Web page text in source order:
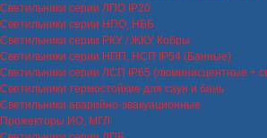
Светильники серии ЛПО IP20
Светильники серии НПО, НББ
Светильники серии РКУ / ЖКУ Кобры
Светильники серии НПП, НСП IP54 (Банные)
Светильники серии ЛСП IP65 (люминисцентные +
Светильники термостойкие для саун и бань
Светильники аварийно-эвакуационные
Прожекторы ИО, МГЛ